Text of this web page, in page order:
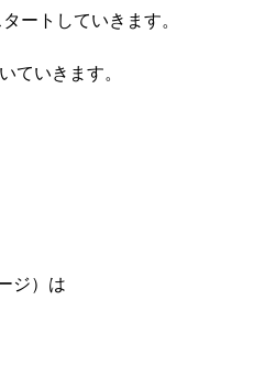
ートしていきます。
ていきます。
ジ）は